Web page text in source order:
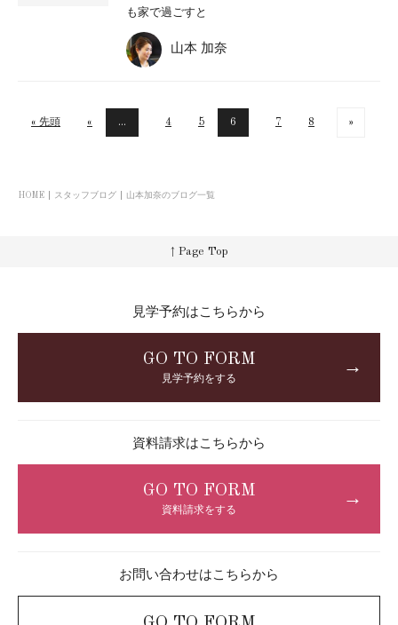
も家で過ごすと
山本 加奈
« 先頭 « ... 4 5 6 7 8 »
HOME スタッフブログ 山本加奈のブログ一覧
↑ Page Top
見学予約はこちらから
GO TO FORM
見学予約をする
→
資料請求はこちらから
GO TO FORM
資料請求をする
→
お問い合わせはこちらから